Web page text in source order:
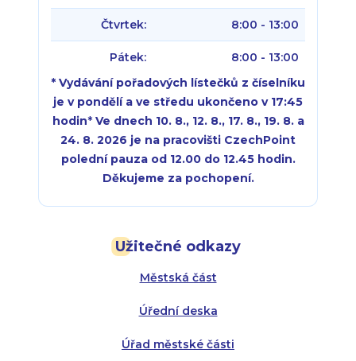
Užitečné odkazy
Městská část
Úřední deska
Úřad městské části
Čtvrtek: 8:00 - 13:00
Pátek:
8:00 - 13:00
* Vydávání pořadových lístečků z číselníku
je v pondělí a ve středu ukončeno v 17:45
hodin* Ve dnech 10. 8., 12. 8., 17. 8., 19. 8. a
24. 8. 2026 je na pracovišti CzechPoint
polední pauza od 12.00 do 12.45 hodin.
Děkujeme za pochopení.
Úterý:
Středa:
Čtvrtek:
Pátek:
Úterý:
Středa:
Čtvrtek: